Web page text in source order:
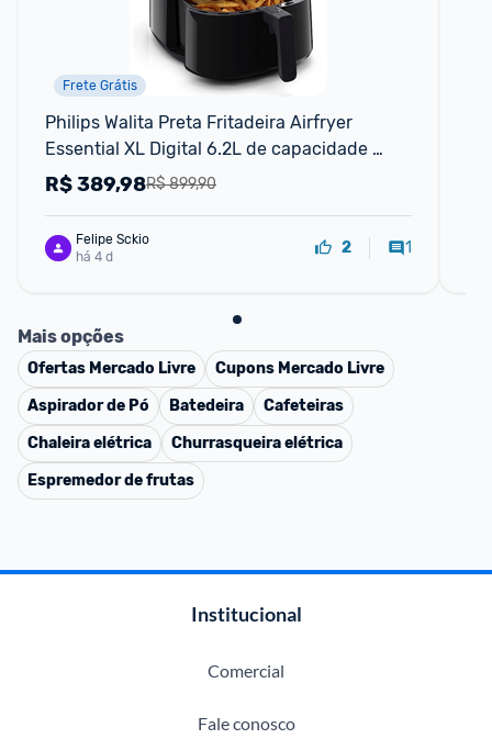
Frete Grátis
Philips Walita Preta Fritadeira Airfryer
Essential XL Digital 6.2L de capacidade
Garantia internacional de dois anos
R$ 899,90
R$389,98
Felipe Sckio
há 4 d
2 1
Mais opções
Ofertas Mercado Livre Cupons Mercado Livre
Aspirador de Pó
Batedeira
Cafeteiras
Chaleira elétrica
Churrasqueira elétrica
Espremedor de frutas
Institucional
Comercial
Fale conosco